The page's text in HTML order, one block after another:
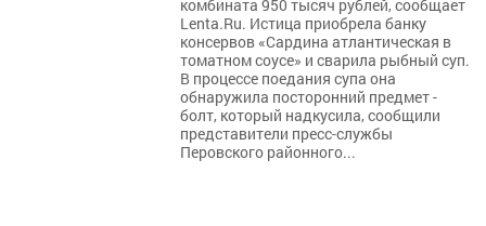
комбината 950 тысяч рублей, сообщает
Lenta.Ru. Истица приобрела банку
консервов «Сардина атлантическая в
томатном соусе» и сварила рыбный суп.
В процессе поедания супа она
обнаружила посторонний предмет -
болт, который надкусила, сообщили
представители пресс-службы
Перовского районного...